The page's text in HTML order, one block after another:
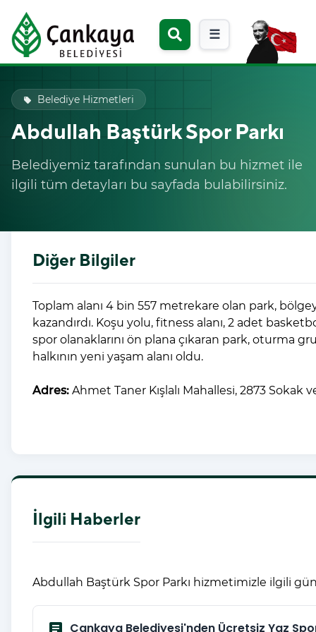
☰
local_offer Belediye Hizmetleri
Abdullah Baştürk Spor Parkı
Belediyemiz tarafından sunulan bu hizmet ile
ilgili tüm detayları bu sayfada bulabilirsiniz.
Diğer Bilgiler
Toplam alanı 4 bin 557 metrekare olan park,
kazandırdı. Koşu yolu, fitness alanı, 2 adet
spor olanaklarını ön plana çıkaran park, oturma
halkının yeni yaşam alanı oldu.
Adres: Ahmet Taner Kışlalı Mahallesi, 2873 Sokak
İlgili Haberler
Abdullah Baştürk Spor Parkı hizmetimizle ilgili
article Çankaya Belediyesi'nden Ücretsiz Yaz